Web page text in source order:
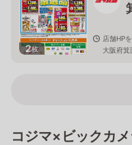
2枚
店舗HP
大阪府箕
コジマ×ビックカ